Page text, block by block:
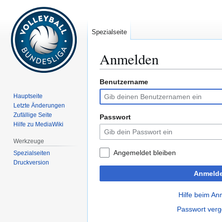
Anmelden
Zur
Navigation
springen
Zur
Suche
springen
Benutzername
Passwort
Angemeldet bleiben
Hilfe beim
Passwort
Spezialseite
Hauptseite
Letzte Änderungen
Zufällige Seite
Hilfe zu MediaWiki
Werkzeuge
Spezialseiten
Druckversion